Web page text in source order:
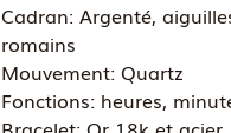
Cadran: Argenté,
romains
Mouvement: Quartz
Fonctions: heures,